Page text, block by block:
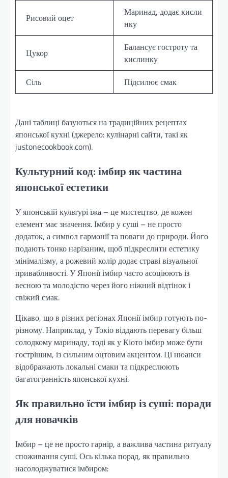
Рисовий оцет
Маринад, додає кисли
нку
Цукор
Балансує гостроту та
кислинку
Сіль
Підсилює смак
Дані таблиці базуються на традиційних рецептах
японської кухні (джерело: кулінарні сайти, такі як
justonecookbook.com).
Культурний код: імбир як частина
японської естетики
У японській культурі їжа – це мистецтво, де кожен
елемент має значення. Імбир у суші – не просто
додаток, а символ гармонії та поваги до природи. Його
подають тонко нарізаним, щоб підкреслити естетику
мінімалізму, а рожевий колір додає страві візуальної
привабливості. У Японії імбир часто асоціюють із
весною та молодістю через його ніжний відтінок і
свіжий смак.
Цікаво, що в різних регіонах Японії імбир готують по-
різному. Наприклад, у Токіо віддають перевагу більш
солодкому маринаду, тоді як у Кіото імбир може бути
гострішим, із сильним оцтовим акцентом. Ці нюанси
відображають локальні смаки та підкреслюють
багатогранність японської кухні.
Як правильно їсти імбир із суші: поради
для новачків
Імбир – це не просто гарнір, а важлива частина ритуалу
споживання суші. Ось кілька порад, як правильно
насолоджуватися імбиром: